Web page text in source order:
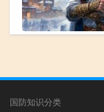
国防知识分类